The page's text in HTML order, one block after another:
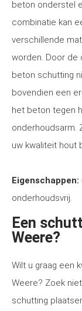
beton onderstel
combinatie kan
verschillende
worden. Door de
beton schutting
bovendien een
het beton tegen
onderhoudsarm.
uw kwaliteit hout
Eigenschappen:
onderhoudsvrij.
Een
Weere?
Wilt u graag een
Weere? Zoek
schutting